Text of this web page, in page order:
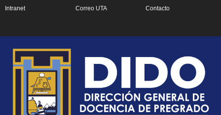
Intranet Correo UTA Contacto